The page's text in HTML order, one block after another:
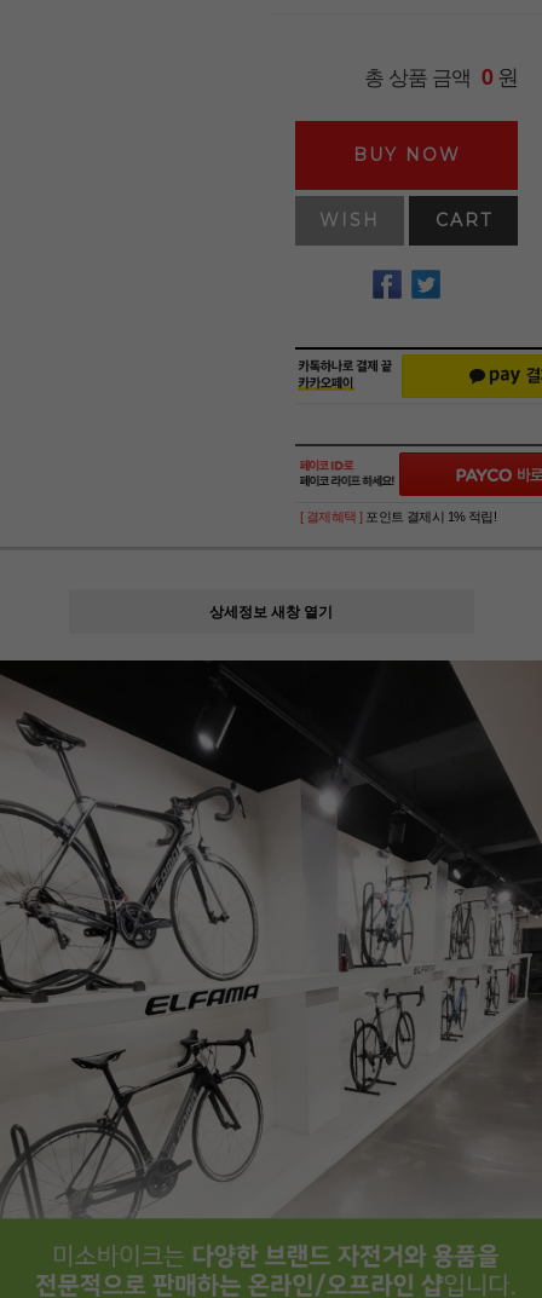
총 상품 금액 0원
BUY NOW
WISH CART
페이코 ID로
[ 결제혜택 ] 포인트 결제시 1% 적립!
상세정보 새창 열기